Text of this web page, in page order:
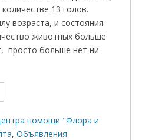
13 голов.
возраста, и состояния
животных больше
просто больше нет ни
помощи "Флора и
,Объявления